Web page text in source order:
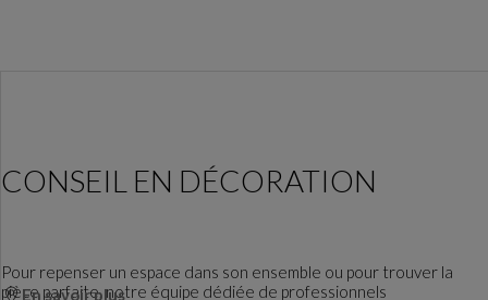
CONSEIL EN DÉCORATION
Pour repenser un espace dans son ensemble ou pour trouver la
pièce parfaite, notre équipe dédiée de professionnels
En savoir plus